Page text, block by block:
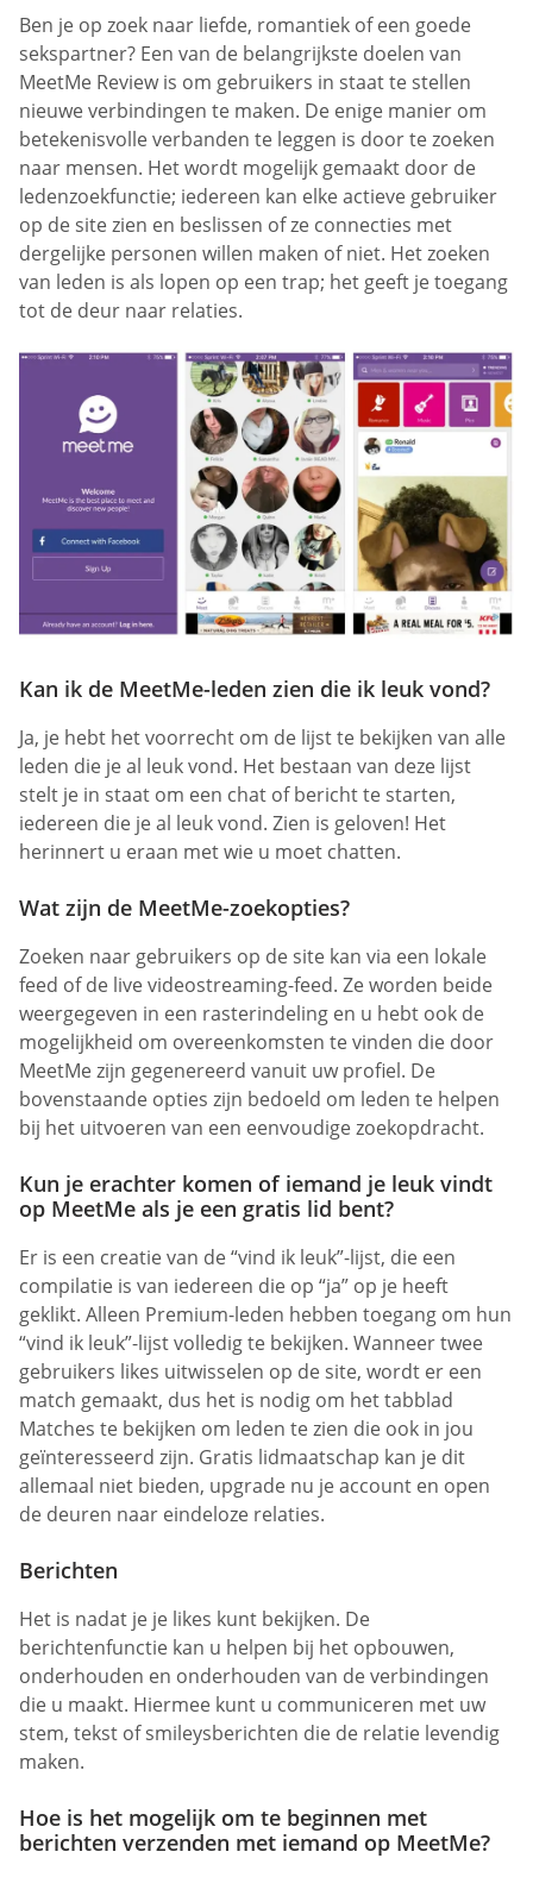
Ben je op zoek naar liefde, romantiek of een goede
sekspartner? Een van de belangrijkste doelen van
MeetMe Review is om gebruikers in staat te stellen
nieuwe verbindingen te maken. De enige manier om
betekenisvolle verbanden te leggen is door te zoeken
naar mensen. Het wordt mogelijk gemaakt door de
ledenzoekfunctie; iedereen kan elke actieve gebruiker
op de site zien en beslissen of ze connecties met
dergelijke personen willen maken of niet. Het zoeken
van leden is als lopen op een trap; het geeft je toegang
tot de deur naar relaties.
Kan ik de MeetMe-leden zien die ik leuk vond?
Ja, je hebt het voorrecht om de lijst te bekijken van alle
leden die je al leuk vond. Het bestaan van deze lijst
stelt je in staat om een chat of bericht te starten,
iedereen die je al leuk vond. Zien is geloven! Het
herinnert u eraan met wie u moet chatten.
Wat zijn de MeetMe-zoekopties?
Zoeken naar gebruikers op de site kan via een lokale
feed of de live videostreaming-feed. Ze worden beide
weergegeven in een rasterindeling en u hebt ook de
mogelijkheid om overeenkomsten te vinden die door
MeetMe zijn gegenereerd vanuit uw profiel. De
bovenstaande opties zijn bedoeld om leden te helpen
bij het uitvoeren van een eenvoudige zoekopdracht.
Kun je erachter komen of iemand je leuk vindt
op MeetMe als je een gratis lid bent?
Er is een creatie van de “vind ik leuk”-lijst, die een
compilatie is van iedereen die op “ja” op je heeft
geklikt. Alleen Premium-leden hebben toegang om hun
“vind ik leuk”-lijst volledig te bekijken. Wanneer twee
gebruikers likes uitwisselen op de site, wordt er een
match gemaakt, dus het is nodig om het tabblad
Matches te bekijken om leden te zien die ook in jou
geïnteresseerd zijn. Gratis lidmaatschap kan je dit
allemaal niet bieden, upgrade nu je account en open
de deuren naar eindeloze relaties.
Berichten
Het is nadat je je likes kunt bekijken. De
berichtenfunctie kan u helpen bij het opbouwen,
onderhouden en onderhouden van de verbindingen
die u maakt. Hiermee kunt u communiceren met uw
stem, tekst of smileysberichten die de relatie levendig
maken.
Hoe is het mogelijk om te beginnen met
berichten verzenden met iemand op MeetMe?